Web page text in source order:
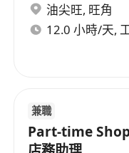
油尖旺, 旺角
12.0 小時/天,
兼職
Part-time